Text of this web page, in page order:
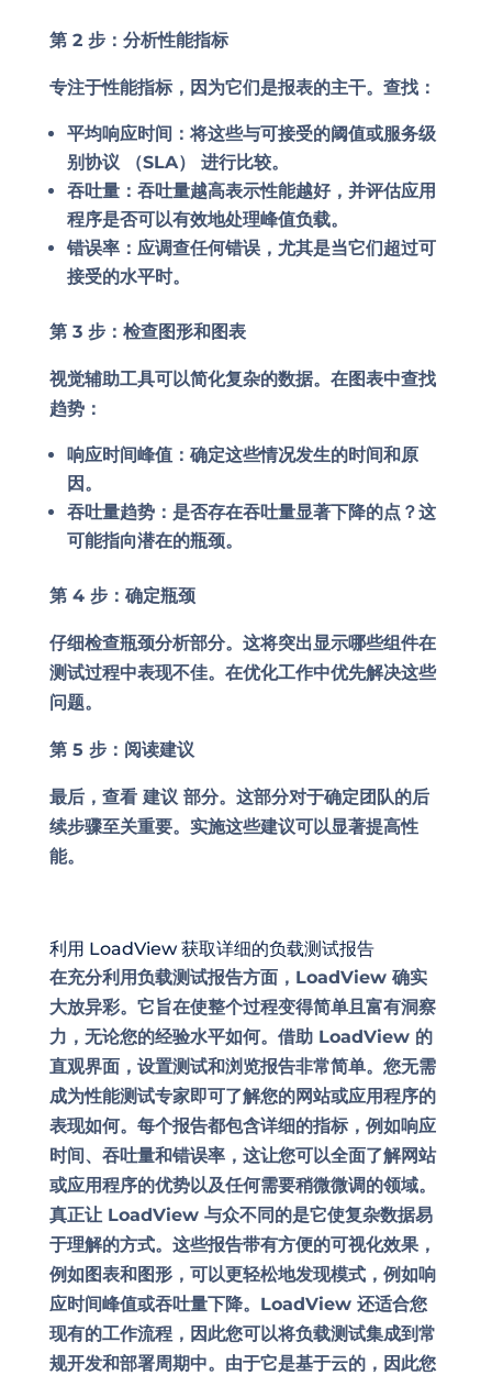
第 2 步：分析性能指标
专注于性能指标，因为它们是报表的主干。查找：
平均响应时间：将这些与可接受的阈值或服务级
别协议 （SLA） 进行比较。
吞吐量：吞吐量越高表示性能越好，并评估应用
程序是否可以有效地处理峰值负载。
错误率：应调查任何错误，尤其是当它们超过可
接受的水平时。
第 3 步：检查图形和图表
视觉辅助工具可以简化复杂的数据。在图表中查找
趋势：
响应时间峰值：确定这些情况发生的时间和原
因。
吞吐量趋势：是否存在吞吐量显著下降的点？这
可能指向潜在的瓶颈。
第 4 步：确定瓶颈
仔细检查瓶颈分析部分。这将突出显示哪些组件在
测试过程中表现不佳。在优化工作中优先解决这些
问题。
第 5 步：阅读建议
最后，查看 建议 部分。这部分对于确定团队的后
续步骤至关重要。实施这些建议可以显著提高性
能。
利用 LoadView 获取详细的负载测试报告
在充分利用负载测试报告方面，LoadView 确实
大放异彩。它旨在使整个过程变得简单且富有洞察
力，无论您的经验水平如何。借助 LoadView 的
直观界面，设置测试和浏览报告非常简单。您无需
成为性能测试专家即可了解您的网站或应用程序的
表现如何。每个报告都包含详细的指标，例如响应
时间、吞吐量和错误率，这让您可以全面了解网站
或应用程序的优势以及任何需要稍微微调的领域。
真正让 LoadView 与众不同的是它使复杂数据易
于理解的方式。这些报告带有方便的可视化效果，
例如图表和图形，可以更轻松地发现模式，例如响
应时间峰值或吞吐量下降。LoadView 还适合您
现有的工作流程，因此您可以将负载测试集成到常
规开发和部署周期中。由于它是基于云的，因此您